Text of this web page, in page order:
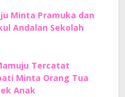
Minta Pramuka dan
Andalan Sekolah
Tercatat
Minta Orang Tua
Anak